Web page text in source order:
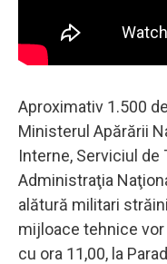
Aproximativ 1.500
Ministerul Apărării
Interne, Serviciul
Administraţia
alătură militari
mijloace tehnice
cu ora 11,00, la